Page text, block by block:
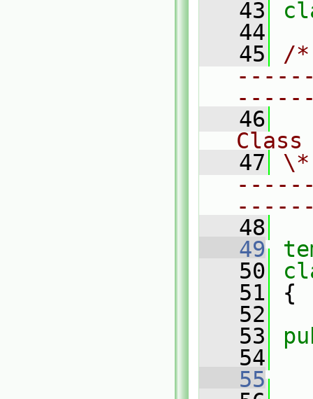
   43
   44
   45
/
   46
   47
   48
   49
   50
   51
{
   52
   53
   54
   55